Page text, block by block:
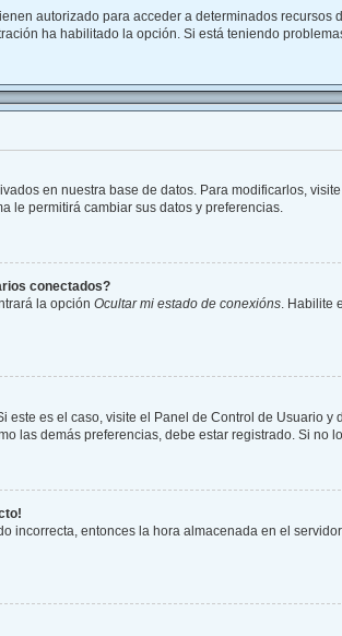
autorizado para acceder a determinados
ha habilitado la opción. Si está teniendo
en nuestra base de datos. Para modificarlos,
le permitirá cambiar sus datos y preferencias.
conectados?
la opción Ocultar mi estado de conexións. Habilite
es el caso, visite el Panel de Control de Usuario
las demás preferencias, debe estar registrado. Si no
incorrecta, entonces la hora almacenada en el